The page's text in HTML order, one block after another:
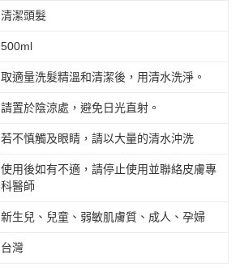
清潔頭髮
500ml
取適量洗髮精溫和清潔後，用清水洗淨。
請置於陰涼處，避免日光直射。
若不慎觸及眼睛，請以大量的清水沖洗
使用後如有不適，請停止使用並聯絡皮膚專
科醫師
新生兒、兒童、弱敏肌膚質、成人、孕婦
台灣